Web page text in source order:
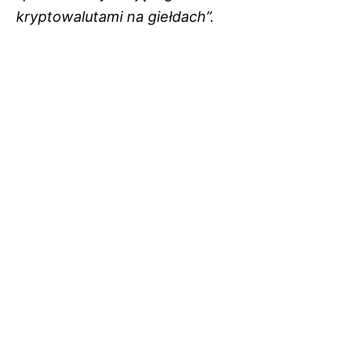
kryptowalutami na giełdach”.